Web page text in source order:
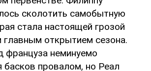
сколотить самобытную
стала настоящей грозой
главным открытием сезона.
француза неминуемо
басков провалом, но Реал